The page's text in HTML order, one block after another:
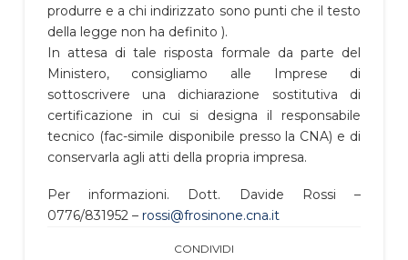
produrre e a chi indirizzato sono punti che il testo
della legge non ha definito ).
In attesa di tale risposta formale da parte del
Ministero, consigliamo alle Imprese di
sottoscrivere una dichiarazione sostitutiva di
certificazione in cui si designa il responsabile
tecnico (fac-simile disponibile presso la CNA) e di
conservarla agli atti della propria impresa.
Per informazioni. Dott. Davide Rossi –
0776/831952 – rossi@frosinone.cna.it
CONDIVIDI